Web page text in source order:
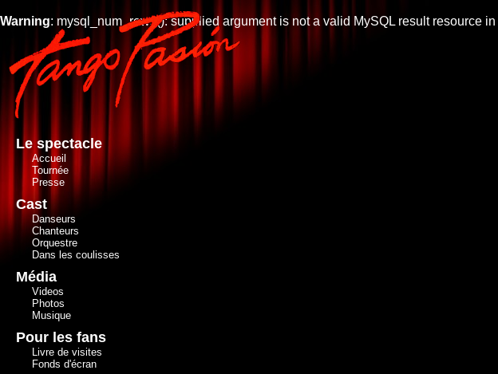
Warning: mysql_num_rows(): supplied argument is not a valid MySQL result resource in
Le spectacle
Accueil
Tournée
Presse
Cast
Danseurs
Chanteurs
Orquestre
Dans les coulisses
Média
Videos
Photos
Musique
Pour les fans
Livre de visites
Fonds d'écran